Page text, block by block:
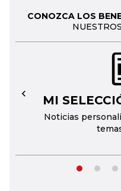
CONOZCA LOS
MI
Noticias
←